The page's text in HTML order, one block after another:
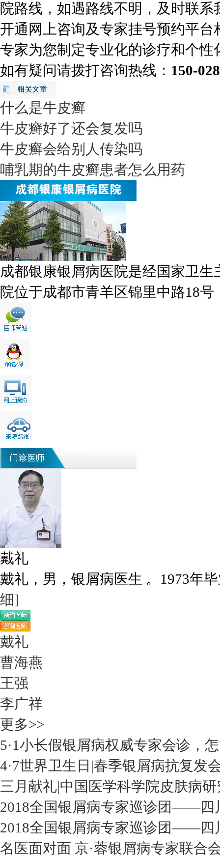
院路线，如遇路线不明，及时联
开通网上咨询及专家挂号预约平
专家为您制定专业化的诊疗和个
如有疑问请拨打咨询热线： 150-
什么是牛皮癣
牛皮癣好了还会复发吗
牛皮癣会给别人传染吗
哺乳期的牛皮癣患者怎么用药
成都银康银屑病医院是经国家卫
院位于成都市青羊区锦里中路18
戴礼
戴礼，男，银屑病医生 。1973年
细]
戴礼
曹海燕
王强
李广祥
更多>>
5·1小长假银屑病权威专家会诊，
4·7世界卫生日|春季银屑病抗复发
三月献礼|中国医学科学院皮肤病
2018全国银屑病专家巡诊团——四
2018全国银屑病专家巡诊团——四
名医面对面 京·蓉银屑病专家联合